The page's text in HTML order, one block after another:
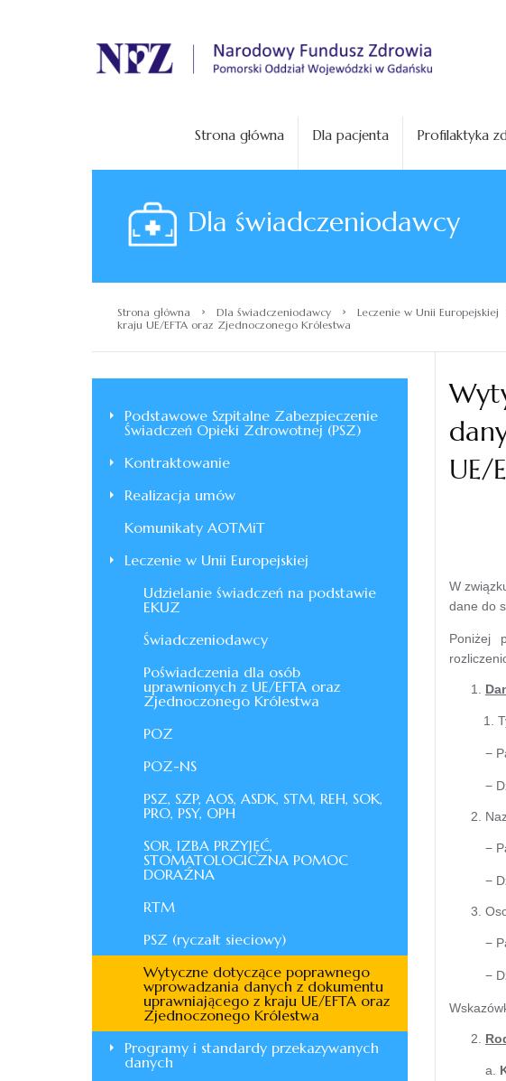
.
Strona główna Dla pacjenta Profilaktyka
Dla świadczeniodawcy
Strona główna › Dla świadczeniodawcy › Leczenie w Unii Europejskiej
kraju UE/EFTA oraz Zjednoczonego Królestwa
Podstawowe Szpitalne Zabezpieczenie
Świadczeń Opieki Zdrowotnej (PSZ)
Kontraktowanie
Realizacja umów
Komunikaty AOTMiT
Leczenie w Unii Europejskiej
Udzielanie świadczeń na podstawie
EKUZ
Świadczeniodawcy
Poświadczenia dla osób
uprawnionych z UE/EFTA oraz
Zjednoczonego Królestwa
POZ
POZ-NS
PSZ, SZP, AOS, ASDK, STM, REH, SOK,
PRO, PSY, OPH
SOR, IZBA PRZYJĘĆ,
STOMATOLOGICZNA POMOC
DORAŹNA
RTM
PSZ (ryczałt sieciowy)
Wytyczne dotyczące poprawnego
wprowadzania danych z dokumentu
uprawniającego z kraju UE/EFTA oraz
Zjednoczonego Królestwa
Programy i standardy przekazywanych
danych
UE/
W
dane do
Poniżej
1.
−
−
−
−
−
−
a.